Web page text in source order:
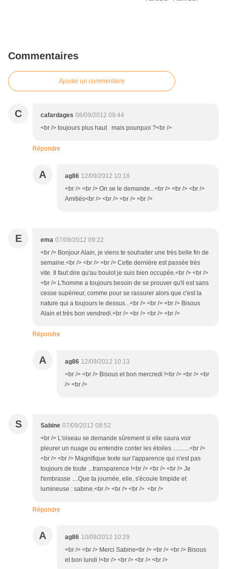
Commentaires
Ajouter un commentaire
C cafardages 08/09/2012 09:44
<br /> toujours plus haut mais pourquoi ?<br />
Répondre
A ag86 12/09/2012 10:18
<br /> <br /> On se le demande...<br /> <br /> <br />
Amitiés<br /> <br /> <br /> <br />
E ema 07/09/2012 09:22
<br /> Bonjour Alain, je viens te souhaiter une très belle fin de
semaine.<br /> <br /> <br /> Cette dernière est passée très
vite. Il faut dire qu'au boulot je suis bien occupée.<br /> <br />
<br /> L'homme a toujours besoin de se prouver qu'il est sans
cesse supérieur, comme pour se rassurer alors que c'est la
nature qui a toujours le dessus...<br /> <br /> <br /> Bisous
Alain et très bon vendredi.<br /> <br /> <br /> <br />
Répondre
A ag86 12/09/2012 10:13
<br /> <br /> Bisous et bon mercredi !<br /> <br /> <br
/> <br />
S Sabine 07/09/2012 08:52
<br /> L'oiseau se demande sûrement si elle saura voir
pleurer un nuage ou entendre conter les étoiles ...........<br />
<br /> <br /> Magnifique texte sur l'apparence qui n'est pas
toujours de toute ...transparence !<br /> <br /> <br /> Je
t'embrasse ....Que ta journée, elle, s'écoule limpide et
lumineuse : sabine.<br /> <br /> <br /> <br />
Répondre
A ag86 10/09/2012 10:29
<br /> <br /> Merci Sabine<br /> <br /> <br /> Bisous
et bon lundi !<br /> <br /> <br /> <br />